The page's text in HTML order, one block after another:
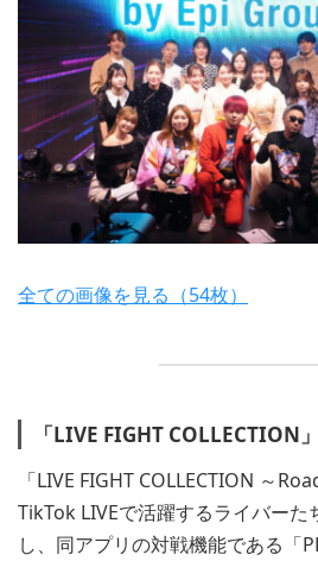
全ての画像を見る（54枚）
「LIVE FIGHT COLLECTION
「LIVE FIGHT COLLECTION ～
TikTok LIVEで活躍するライバー
し、同アプリの対戦機能である「